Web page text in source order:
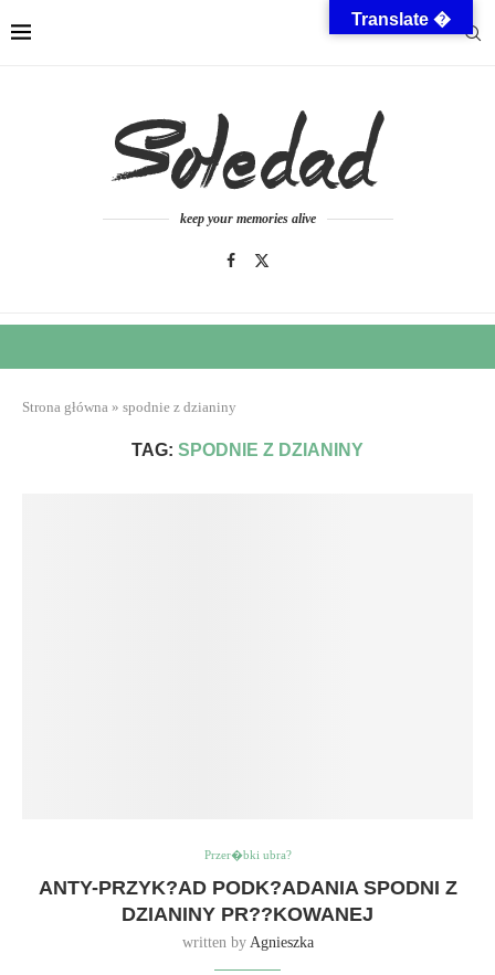
keep your memories alive
Strona główna » spodnie z dzianiny
TAG: SPODNIE Z DZIANINY
Przer�bki ubra?
ANTY-PRZYK?AD PODK?ADANIA SPODNI Z
DZIANINY PR??KOWANEJ
written by Agnieszka
Translate �